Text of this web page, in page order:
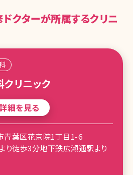
クターが所属するクリニ
リニック
細を見る
青葉区花京院1丁目1-6
り徒歩3分地下鉄広瀬通駅より